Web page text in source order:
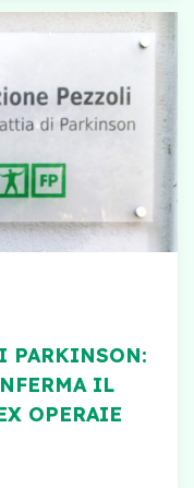
PARKINSON:
IL
OPERAIE